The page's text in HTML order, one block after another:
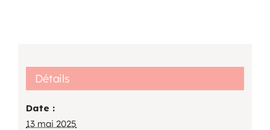
Détails
Date :
13 mai 2025